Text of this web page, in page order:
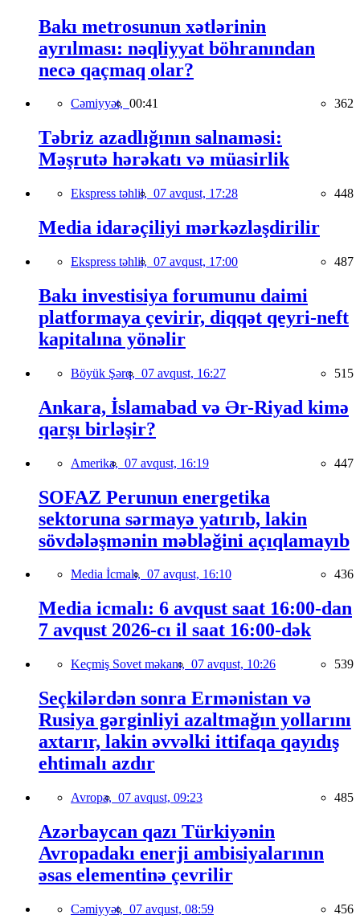
Bakı metrosunun xətlərinin
ayrılması: nəqliyyat böhranından
necə qaçmaq olar?
Cəmiyyət, 00:41 362
Təbriz azadlığının salnaməsi:
Məşrutə hərəkatı və müasirlik
Ekspress təhlil, 07 avqust, 17:28 448
Media idarəçiliyi mərkəzləşdirilir
Ekspress təhlil, 07 avqust, 17:00 487
Bakı investisiya forumunu daimi
platformaya çevirir, diqqət qeyri-neft
kapitalına yönəlir
Böyük Şərq, 07 avqust, 16:27 515
Ankara, İslamabad və Ər-Riyad kimə
qarşı birləşir?
Amerika, 07 avqust, 16:19 447
SOFAZ Perunun energetika
sektoruna sərmayə yatırıb, lakin
sövdələşmənin məbləğini açıqlamayıb
Media İcmalı, 07 avqust, 16:10 436
Media icmalı: 6 avqust saat 16:00-dan
7 avqust 2026-cı il saat 16:00-dək
Keçmiş Sovet məkanı, 07 avqust, 10:26 539
Seçkilərdən sonra Ermənistan və
Rusiya gərginliyi azaltmağın yollarını
axtarır, lakin əvvəlki ittifaqa qayıdış
ehtimalı azdır
Avropa, 07 avqust, 09:23 485
Azərbaycan qazı Türkiyənin
Avropadakı enerji ambisiyalarının
əsas elementinə çevrilir
Cəmiyyət, 07 avqust, 08:59 456